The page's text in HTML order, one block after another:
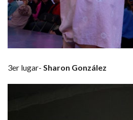
3er lugar- Sharon González